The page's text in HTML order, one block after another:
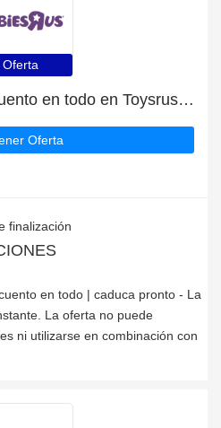
Oferta
Obtenga 6% de descuento en todo en Toysrus | caduca pronto
Oferta
finalización
en todo | caduca pronto - La
La oferta no puede
ni utilizarse en combinación con